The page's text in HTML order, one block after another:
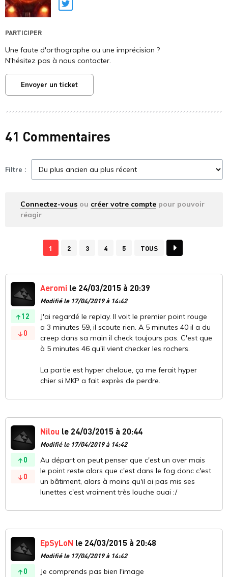
Twitter
PARTICIPER
Une faute d'orthographe ou une imprécision ?
N'hésitez pas à nous contacter.
Envoyer un ticket
41 Commentaires
Filtre :
Connectez-vous ou créer votre compte pour pouvoir
réagir
1 2 3 4 5 TOUS
12
0
Aeromi le 24/03/2015 à 20:39
Modifié le 17/04/2019 à 14:42
J'ai regardé le replay. Il voit le premier point rouge
a 3 minutes 59, il scoute rien. A 5 minutes 40 il a du
creep dans sa main il check toujours pas. C'est que
à 5 minutes 46 qu'il vient checker les rochers.
La partie est hyper cheloue, ça me ferait hyper
chier si MKP a fait exprès de perdre.
0
0
Nilou le 24/03/2015 à 20:44
Modifié le 17/04/2019 à 14:42
Au départ on peut penser que c'est un over mais
le point reste alors que c'est dans le fog donc c'est
un bâtiment, alors à moins qu'il ai pas mis ses
lunettes c'est vraiment très louche ouai :/
0
EpSyLoN le 24/03/2015 à 20:48
Modifié le 17/04/2019 à 14:42
Je comprends pas bien l'image